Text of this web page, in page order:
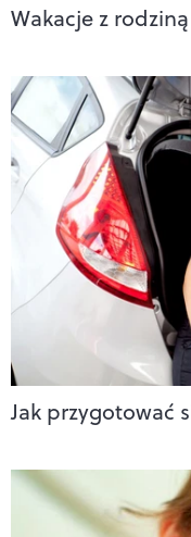
Wakacje z rodziną
Jak przygotować